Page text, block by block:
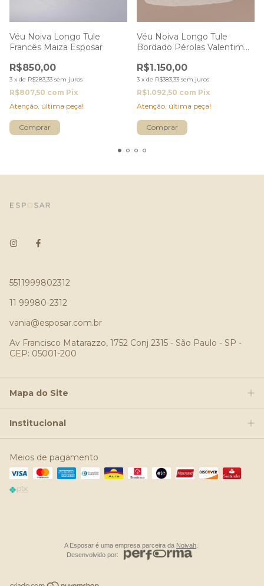
Véu Noiva Longo Tule
Francês Maiza Esposar
R$850,00
3 x de R$283,33 sem juros
R$807,50 com Pix
Atenção, última peça!
Véu Noiva Longo Tule
Bordado Pérolas Valentim
R$1.150,00
3 x de R$383,33 sem juros
R$1.092,50 com Pix
Atenção, última peça!
5511999802312
11 99980-2312
vania@esposar.com.br
Av Francisco Matarazzo, 1752 Conj 2315 - São Paulo - SP -
CEP: 05001-200
Mapa do Site
Institucional
Meios de pagamento
A Esposar é uma empresa parceira da Noivah |
Desenvolvido por: